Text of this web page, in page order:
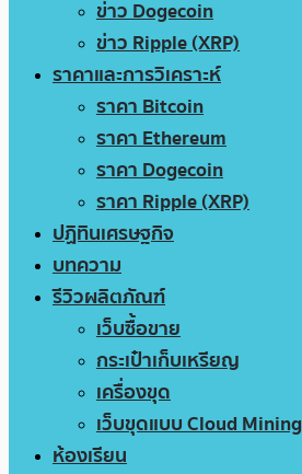
ข่าว Dogecoin
ข่าว Ripple (XRP)
ราคาและการวิเคราะห์
ราคา Bitcoin
ราคา Ethereum
ราคา Dogecoin
ราคา Ripple (XRP)
ปฏิทินเศรษฐกิจ
บทความ
รีวิวผลิตภัณฑ์
เว็บซื้อขาย
กระเป๋าเก็บเหรียญ
เครื่องขุด
เว็บขุดแบบ Cloud Mining
ห้องเรียน